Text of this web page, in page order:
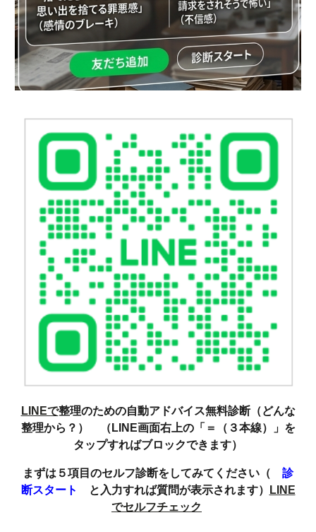
LINEで整理のための自動アドバイス無料診断（どんな
整理から？） （LINE画面右上の「＝（３本線）」を
タップすればブロックできます）
まずは５項目のセルフ診断をしてみてください（ 診
断スタート
と入力すれば質問が表示されます）
LINE
でセルフチェック